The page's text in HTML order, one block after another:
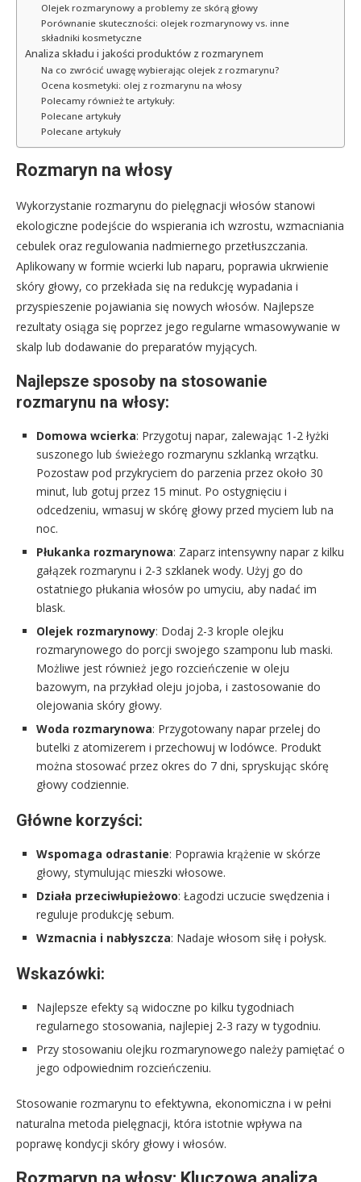
Olejek rozmarynowy a problemy ze skórą głowy
Porównanie skuteczności: olejek rozmarynowy vs. inne
składniki kosmetyczne
Analiza składu i jakości produktów z rozmarynem
Na co zwrócić uwagę wybierając olejek z rozmarynu?
Ocena kosmetyki: olej z rozmarynu na włosy
Polecamy również te artykuły:
Polecane artykuły
Polecane artykuły
Rozmaryn na włosy
Wykorzystanie rozmarynu do pielęgnacji włosów stanowi
ekologiczne podejście do wspierania ich wzrostu, wzmacniania
cebulek oraz regulowania nadmiernego przetłuszczania.
Aplikowany w formie wcierki lub naparu, poprawia ukrwienie
skóry głowy, co przekłada się na redukcję wypadania i
przyspieszenie pojawiania się nowych włosów. Najlepsze
rezultaty osiąga się poprzez jego regularne wmasowywanie w
skalp lub dodawanie do preparatów myjących.
Najlepsze sposoby na stosowanie
rozmarynu na włosy:
Domowa wcierka: Przygotuj napar, zalewając 1-2 łyżki
suszonego lub świeżego rozmarynu szklanką wrzątku.
Pozostaw pod przykryciem do parzenia przez około 30
minut, lub gotuj przez 15 minut. Po ostygnięciu i
odcedzeniu, wmasuj w skórę głowy przed myciem lub na
noc.
Płukanka rozmarynowa: Zaparz intensywny napar z kilku
gałązek rozmarynu i 2-3 szklanek wody. Użyj go do
ostatniego płukania włosów po umyciu, aby nadać im
blask.
Olejek rozmarynowy: Dodaj 2-3 krople olejku
rozmarynowego do porcji swojego szamponu lub maski.
Możliwe jest również jego rozcieńczenie w oleju
bazowym, na przykład oleju jojoba, i zastosowanie do
olejowania skóry głowy.
Woda rozmarynowa: Przygotowany napar przelej do
butelki z atomizerem i przechowuj w lodówce. Produkt
można stosować przez okres do 7 dni, spryskując skórę
głowy codziennie.
Główne korzyści:
Wspomaga odrastanie: Poprawia krążenie w skórze
głowy, stymulując mieszki włosowe.
Działa przeciwłupieżowo: Łagodzi uczucie swędzenia i
reguluje produkcję sebum.
Wzmacnia i nabłyszcza: Nadaje włosom siłę i połysk.
Wskazówki:
Najlepsze efekty są widoczne po kilku tygodniach
regularnego stosowania, najlepiej 2-3 razy w tygodniu.
Przy stosowaniu olejku rozmarynowego należy pamiętać o
jego odpowiednim rozcieńczeniu.
Stosowanie rozmarynu to efektywna, ekonomiczna i w pełni
naturalna metoda pielęgnacji, która istotnie wpływa na
poprawę kondycji skóry głowy i włosów.